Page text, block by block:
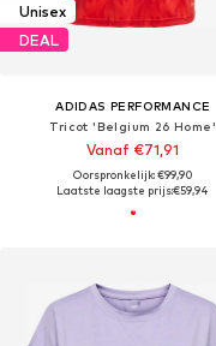
Unisex
DEAL
ADIDAS PERFORMANCE
Tricot 'Belgium 26 Home'
Vanaf €71,91
Oorspronkelijk: €99,90
Laatste laagste prijs:€59,94